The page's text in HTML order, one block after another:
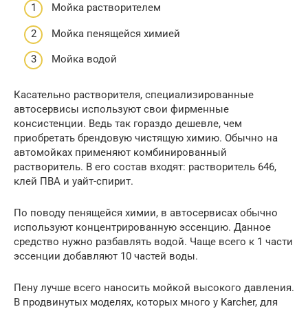
Мойка растворителем
Мойка пенящейся химией
Мойка водой
Касательно растворителя, специализированные
автосервисы используют свои фирменные
консистенции. Ведь так гораздо дешевле, чем
приобретать брендовую чистящую химию. Обычно на
автомойках применяют комбинированный
растворитель. В его состав входят: растворитель 646,
клей ПВА и уайт-спирит.
По поводу пенящейся химии, в автосервисах обычно
используют концентрированную эссенцию. Данное
средство нужно разбавлять водой. Чаще всего к 1 части
эссенции добавляют 10 частей воды.
Пену лучше всего наносить мойкой высокого давления.
В продвинутых моделях, которых много у Karcher, для